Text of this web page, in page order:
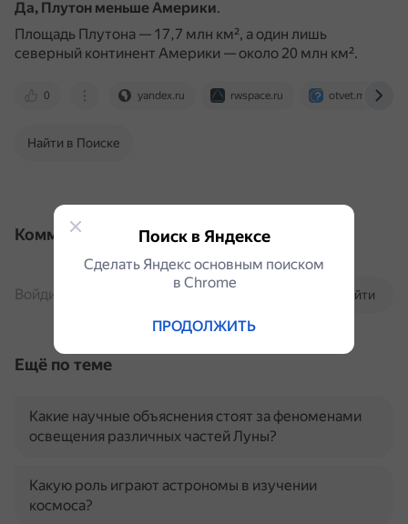
Да, Плутон меньше Америки.
Площадь Плутона — 17,7 млн км², а один лишь
северный континент Америки — около 20 млн км².
0 yandex.ru rwspace.ru otvet.mail.ru
Найти в Поиске
Комментарии
Войти
Войдите, чтобы комментировать
Ещё по теме
Какие научные объяснения стоят за феноменами
освещения различных частей Луны?
Какую роль играют астрономы в изучении
космоса?
Поиск в Яндексе
Сделать Яндекс основным поиском
в Сhrome
ПРОДОЛЖИТЬ